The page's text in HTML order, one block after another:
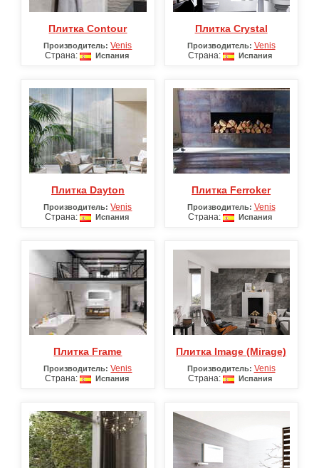
Плитка Contour
Производитель: Venis
Страна:
Испания
Плитка Crystal
Производитель: Venis
Страна:
Испания
Плитка Dayton
Производитель: Venis
Страна:
Испания
Плитка Ferroker
Производитель: Venis
Страна:
Испания
Плитка Frame
Производитель: Venis
Страна:
Испания
Плитка Image (Mirage)
Производитель: Venis
Страна:
Испания